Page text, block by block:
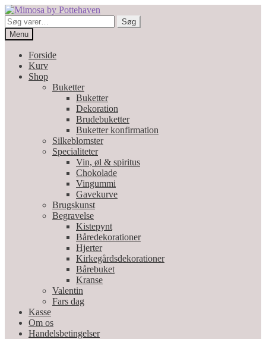
Spring
til
navigation
Spring
til
indhold
Søg
efter:
Søg
Menu
Forside
Kurv
Shop
Buketter
Buketter
Dekoration
Brudebuketter
Buketter konfirmation
Silkeblomster
Specialiteter
Vin, øl & spiritus
Chokolade
Vingummi
Gavekurve
Brugskunst
Begravelse
Kistepynt
Båredekorationer
Hjerter
Kirkegårdsdekorationer
Bårebuket
Kranse
Valentin
Fars dag
Kasse
Om os
Handelsbetingelser